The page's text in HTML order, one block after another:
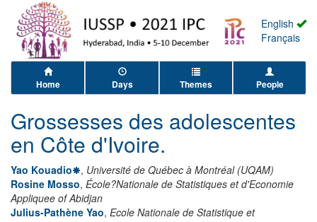
English
Français
Home Days Themes People
Grossesses des adolescentes
en Côte d'Ivoire.
Yao Kouadio , Université de Québec à Montréal (UQAM)
Rosine Mosso, École?Nationale de Statistiques et d'Economie
Appliquee of Abidjan
Julius-Pathène Yao, Ecole Nationale de Statistique et